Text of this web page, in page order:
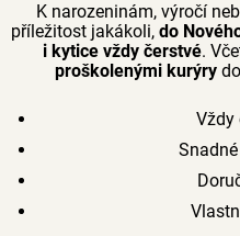
K narozeninám, výročí
příležitost jakákoli, do
i kytice vždy čerstvé.
proškolenými kurýrydo
Vždy